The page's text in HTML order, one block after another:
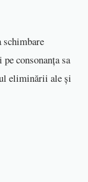
schimbare
consonanța sa
eliminării ale și